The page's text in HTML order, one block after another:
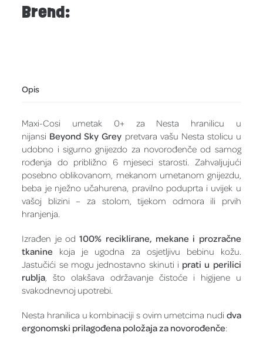
Brend:
Opis
Maxi-Cosi umetak 0+ za Nesta hranilicu u
nijansi Beyond Sky Grey pretvara vašu Nesta stolicu u
udobno i sigurno gnijezdo za novorođenče od samog
rođenja do približno 6 mjeseci starosti. Zahvaljujući
posebno oblikovanom, mekanom umetanom gnijezdu,
beba je nježno učahurena, pravilno poduprta i uvijek u
vašoj blizini – za stolom, tijekom odmora ili prvih
hranjenja.
Izrađen je od100% reciklirane, mekane i prozračne
tkanine koja je ugodna za osjetljivu bebinu kožu.
Jastučići se mogu jednostavno skinuti i prati u perilici
rublja, što olakšava održavanje čistoće i higijene u
svakodnevnoj upotrebi.
Nesta hranilica u kombinaciji s ovim umetcima nudi dva
ergonomski prilagođena položaja za novorođenče: